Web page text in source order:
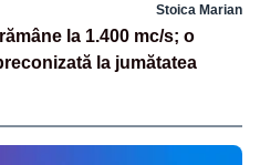
Stoica Marian
la 1.400 mc/s; o
la jumătatea